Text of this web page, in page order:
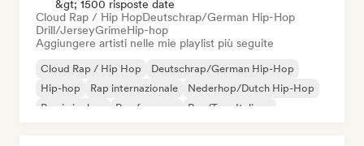
&gt; 1500 risposte date
Cloud Rap / Hip HopDeutschrap/German Hip-Hop
Drill/JerseyGrimeHip-hop
Aggiungere artisti nelle mie playlist più seguite
Cloud Rap / Hip Hop
Deutschrap/German Hip-Hop
Hip-hop
Rap internazionale
Nederhop/Dutch Hip-Hop
Rap in inglese
Rap francese Rap/Trap Italiano